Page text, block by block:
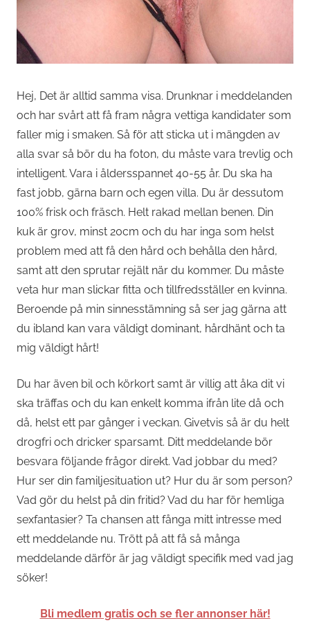
Hej, Det är alltid samma visa. Drunknar i meddelanden
och har svårt att få fram några vettiga kandidater som
faller mig i smaken. Så för att sticka ut i mängden av
alla svar så bör du ha foton, du måste vara trevlig och
intelligent. Vara i åldersspannet 40-55 år. Du ska ha
fast jobb, gärna barn och egen villa. Du är dessutom
100% frisk och fräsch. Helt rakad mellan benen. Din
kuk är grov, minst 20cm och du har inga som helst
problem med att få den hård och behålla den hård,
samt att den sprutar rejält när du kommer. Du måste
veta hur man slickar fitta och tillfredsställer en kvinna.
Beroende på min sinnesstämning så ser jag gärna att
du ibland kan vara väldigt dominant, hårdhänt och ta
mig väldigt hårt!
Du har även bil och körkort samt är villig att åka dit vi
ska träffas och du kan enkelt komma ifrån lite då och
då, helst ett par gånger i veckan. Givetvis så är du helt
drogfri och dricker sparsamt. Ditt meddelande bör
besvara följande frågor direkt. Vad jobbar du med?
Hur ser din familjesituation ut? Hur du är som person?
Vad gör du helst på din fritid? Vad du har för hemliga
sexfantasier? Ta chansen att fånga mitt intresse med
ett meddelande nu. Trött på att få så många
meddelande därför är jag väldigt specifik med vad jag
söker!
Bli medlem gratis och se fler annonser här!